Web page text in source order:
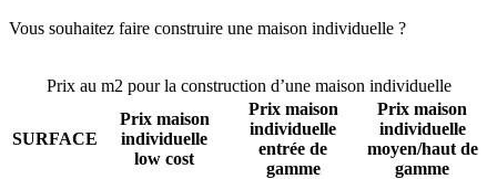
Vous souhaitez faire construire une maison individuelle ?
Prix au m2 pour la construction d’une maison individuelle
SURFACE
Prix maison
individuelle
low cost
Prix maison
individuelle
entrée de
gamme
Prix maison
individuelle
moyen/haut de
gamme